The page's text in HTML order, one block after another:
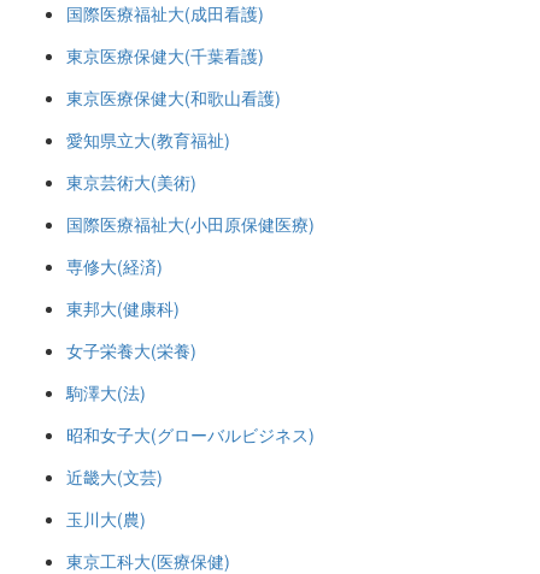
国際医療福祉大(成田看護)
東京医療保健大(千葉看護)
東京医療保健大(和歌山看護)
愛知県立大(教育福祉)
東京芸術大(美術)
国際医療福祉大(小田原保健医療)
専修大(経済)
東邦大(健康科)
女子栄養大(栄養)
駒澤大(法)
昭和女子大(グローバルビジネス)
近畿大(文芸)
玉川大(農)
東京工科大(医療保健)